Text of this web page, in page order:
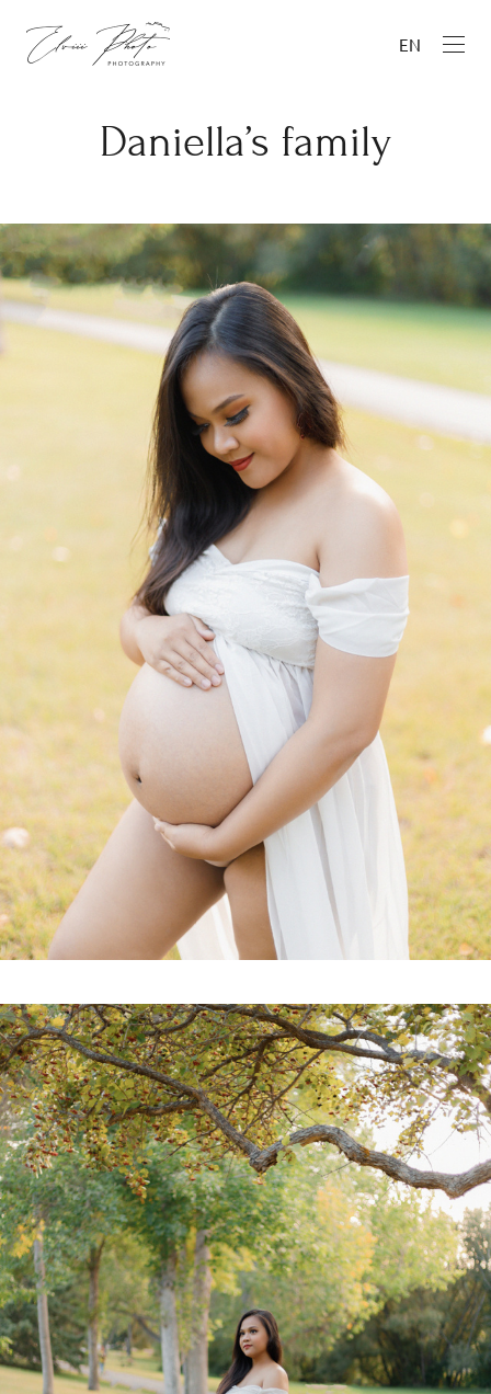
EN
Daniella’s family